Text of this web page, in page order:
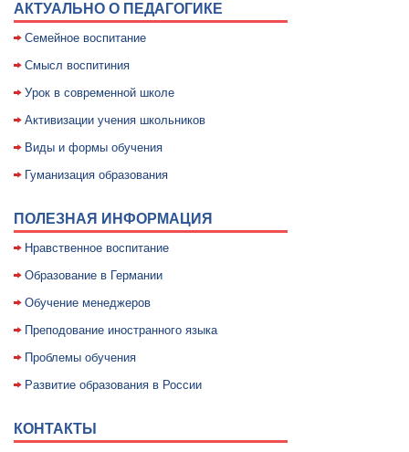
АКТУАЛЬНО О ПЕДАГОГИКЕ
Семейное воспитание
Смысл воспитиния
Уpок в совpеменной школе
Активизации учения школьников
Виды и формы обучения
Гуманизация образования
ПОЛЕЗНАЯ ИНФОРМАЦИЯ
Нравственное воспитание
Образование в Германии
Обучение менеджеров
Преподование иностранного языка
Проблемы обучения
Развитие образования в России
КОНТАКТЫ